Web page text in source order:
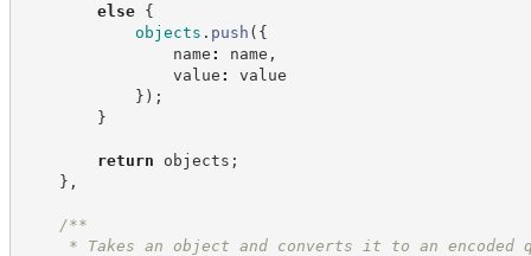
else {
objects . push ( {
name : name ,
value :
value
} ) ;
}
return objects ;
} ,
/**
* Takes an object and converts it to an encoded